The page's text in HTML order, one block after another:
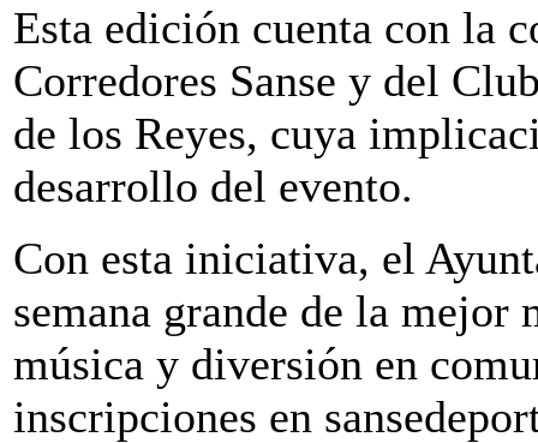
Esta edición cuenta con la
Corredores Sanse y del
de los Reyes, cuya
desarrollo del evento.
Con esta iniciativa, el
semana grande de la mejor
música y diversión en
inscripciones en